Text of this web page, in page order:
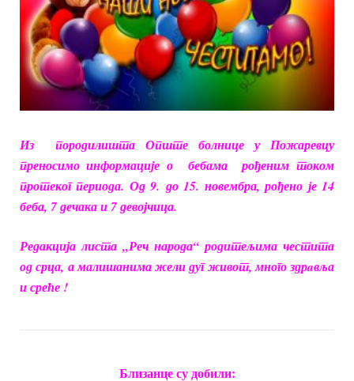
Из породилишта Опште болнице у Пожаревцу
преносимо информације о бебама рођенимтоком
протеког периода. Од 9. до 15. новембра, рођено је 14
беба, 7 дечака и 7 девојчица.
Редакција листа „Реч народа“ родитељима честита
од срца, а малишанима жели дуг живот, много здрaвља
и среће !
Близанце су добили: